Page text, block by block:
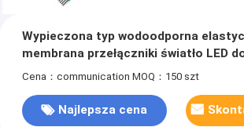
Wypieczona typ wodoodporna
membrana przełączniki światło LED
badawczego
Cena：communication MOQ：150 szt
Najlepsza cena